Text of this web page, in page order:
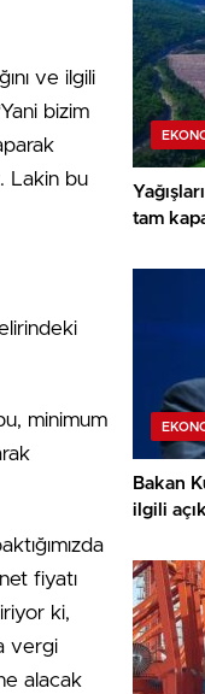
ve ilgili
bizim
Lakin bu
minimum
fiyatı
ki,
vergi
alacak
tam
Bakan
ilgili